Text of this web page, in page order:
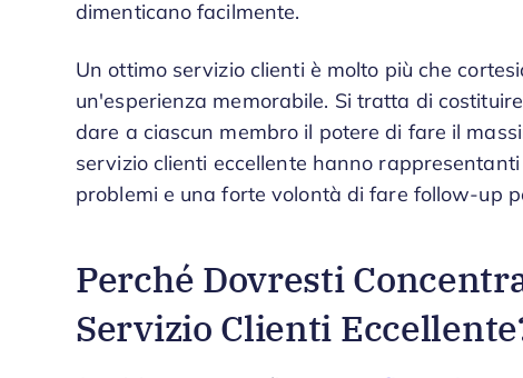
dimenticano facilmente.
Un ottimo servizio clienti è molto più che
un'esperienza memorabile. Si tratta di
dare a ciascun membro il potere di fare il
servizio clienti eccellente hanno
problemi e una forte volontà di fare follow-up
Perché Dovresti
Servizio Clienti